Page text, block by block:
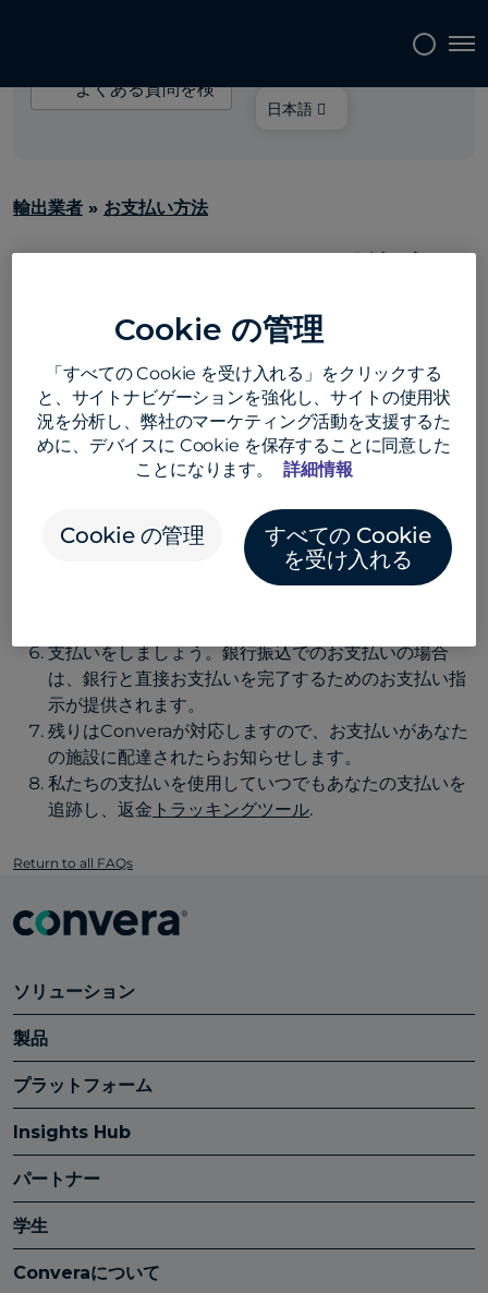
く
問
言語を選択してくださ
日本語
輸出業者 » お支払い方法
するにはどうすればい
いですか?
施設から提供されたリンクを使用してプラットフォー
ムにアクセスします。
場所)を選択します。
支払う料金を選択または入力します。
支払いオプションを確認し、最適なオプションを選択
支払いをしましょう。銀行振込でのお支払いの場合
は、銀行と直接お支払いを完了するためのお支払い指
示が提供されます。
残りはConveraが対応しますので、お支払いがあなた
の施設に配達されたらお知らせします。
私たちの支払いを使用していつでもあなたの支払いを
追跡し、返金 トラッキングツール.
Return to all FAQs
ソリューション
製品
プラットフォーム
Insights Hub
パートナー
学生
Converaについて
Cookie の管理
「すべての Cookie を受け入れる」をクリックする
と、サイトナビゲーションを強化し、サイトの使用状
況を分析し、弊社のマーケティング活動を支援するた
めに、デバイスに Cookie を保存することに同意した
ことになります。
詳細情報
Cookie の管理
すべての Cookie
を受け入れる